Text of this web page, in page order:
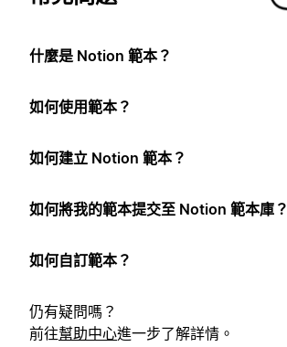
什麼是 Notion 範本？
如何使用範本？
如何建立 Notion 範本？
如何將我的範本提交至 Notion 範本庫？
如何自訂範本？
仍有疑問嗎？
前往幫助中心進一步了解詳情。